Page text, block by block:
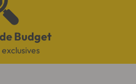
Budget